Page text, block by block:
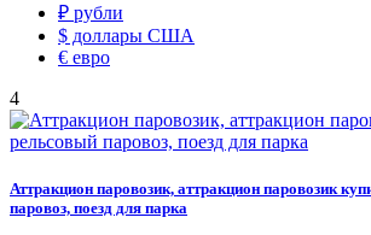
₽ рубли
$ доллары США
€ евро
4
Аттракцион паровозик, аттракцион паровозик
паровоз, поезд для парка